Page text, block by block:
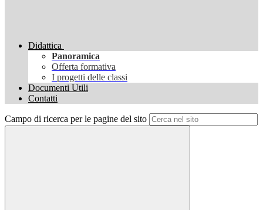
Didattica
Panoramica
Offerta formativa
I progetti delle classi
Documenti Utili
Contatti
Campo di ricerca per le pagine del sito